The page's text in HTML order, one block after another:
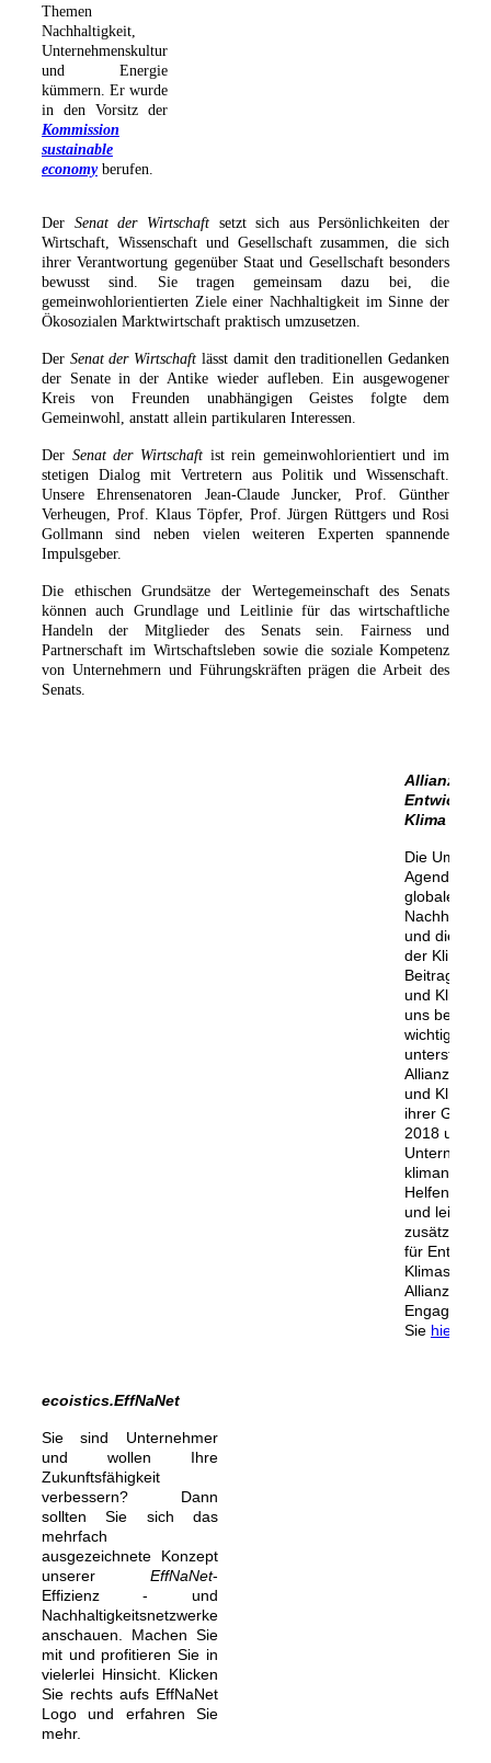
Themen
Nachhaltigkeit,
Unternehmenskultur
und Energie
kümmern. Er wurde
in den Vorsitz der
Kommission
sustainable
economyberufen.
Der Senat der Wirtschaftsetzt sich aus Persönlichkeiten der
Wirtschaft, Wissenschaft und Gesellschaft zusammen, die sich
ihrer Verantwortung gegenüber Staat und Gesellschaft besonders
bewusst sind. Sie tragen gemeinsam dazu bei, die
gemeinwohlorientierten Ziele einer Nachhaltigkeit im Sinne der
Ökosozialen Marktwirtschaft praktisch umzusetzen.
Der Senat der Wirtschaft lässt damit den traditionellen Gedanken
der Senate in der Antike wieder aufleben. Ein ausgewogener
Kreis von Freunden unabhängigen Geistes folgte dem
Gemeinwohl, anstatt allein partikularen Interessen.
Der Senat der Wirtschaftist rein gemeinwohlorientiert und im
stetigen Dialog mit Vertretern aus Politik und Wissenschaft.
Unsere Ehrensenatoren Jean-Claude Juncker, Prof. Günther
Verheugen, Prof. Klaus Töpfer, Prof. Jürgen Rüttgers und Rosi
Gollmann sind neben vielen weiteren Experten spannende
Impulsgeber.
Die ethischen Grundsätze der Wertegemeinschaft des Senats
können auch Grundlage und Leitlinie für das wirtschaftliche
Handeln der Mitglieder des Senats sein. Fairness und
Partnerschaft im Wirtschaftsleben sowie die soziale Kompetenz
von Unternehmern und Führungskräften prägen die Arbeit des
Senats.
Allianz für
Klima
Die
Agenda
globalen
und die
der
Beitrag zu
und
uns
wichtig.
Allianz für
und Klima
ihrer
2018 und
Helfen
und leisten
für
Allianz und
Sie hier
ecoistics.EffNaNet
Sie sind Unternehmer
und wollen Ihre
Zukunftsfähigkeit
verbessern? Dann
sollten Sie sich das
mehrfach
ausgezeichnete Konzept
unserer EffNaNet-
Effizienz - und
Nachhaltigkeitsnetzwerke
anschauen. Machen Sie
mit und profitieren Sie in
vielerlei Hinsicht. Klicken
Sie rechts aufs EffNaNet
Logo und erfahren Sie
mehr.